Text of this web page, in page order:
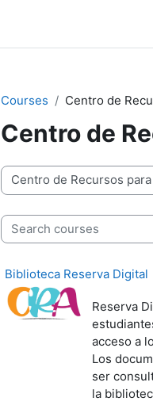
Courses Centro de
Centro de
Course categories
Search courses
Biblioteca Reserva Digital
Reserva
acceso a
Los
ser
la